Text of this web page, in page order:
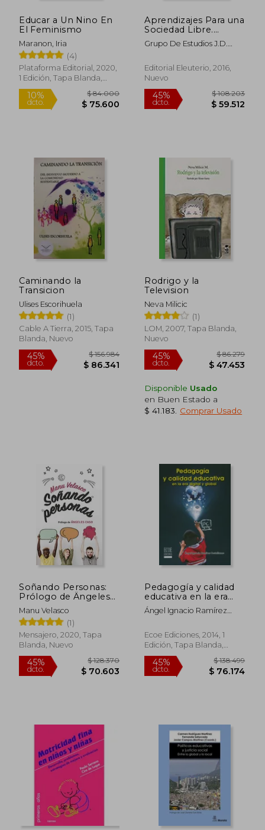
45%
dcto. $ 107.957
Educar a Un Nino En
El Feminismo
Maranon, Iria
(4)
Plataforma Editorial, 2020,
1 Edición, Tapa Blanda,
Nuevo
10%
dcto. $ 75.600
Aprendizajes Para una
Sociedad Libre.
Educación Anarquista
Vol. 1
Grupo De Estudios J.D.
Editorial Eleuterio, 2016,
Nuevo
dcto. $
Caminando la
Transicion
Ulises Escorihuela
(1)
Cable A Tierra, 2015, Tapa
Blanda, Nuevo
45%
dcto. $ 86.341
Rodrigo y la
Television
Neva Milicic
(1)
LOM, 2007, Tapa Blanda,
Nuevo
45%
dcto.
Disponible Usado
en Buen Estado a
$ 41.183
Comprar Usado
Soñando Personas:
Prólogo de Ängeles
Caso
Manu Velasco
(1)
Mensajero, 2020, Tapa
Blanda, Nuevo
Pedagogía y calidad
educativa en la era
digital y global
Ángel Ignacio Ramírez
Ecoe Ediciones, 2014, 1
Edición, Tapa Blanda,
Nuevo